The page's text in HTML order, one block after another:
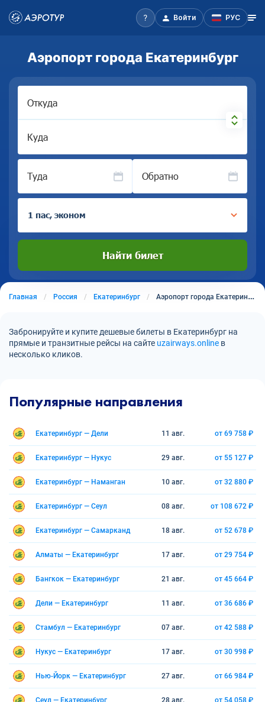
Войти РУС
Аэропорт города Екатеринбург
Откуда
Куда
Туда Обратно
1 пас, эконом
Найти билет
Главная Россия Екатеринбург Аэропорт города Екатеринбург
Забронируйте и купите дешевые билеты в Екатеринбург на
прямые и транзитные рейсы на сайте uzairways.online в
несколько кликов.
Популярные направления
Екатеринбург — Дели 11 авг. от 69 758 ₽
Екатеринбург — Нукус 29 авг. от 55 127 ₽
Екатеринбург — Наманган 10 авг. от 32 880 ₽
Екатеринбург — Сеул 08 авг. от 108 672 ₽
Екатеринбург — Самарканд 18 авг. от 52 678 ₽
Алматы — Екатеринбург 17 авг. от 29 754 ₽
Бангкок — Екатеринбург 21 авг. от 45 664 ₽
Дели — Екатеринбург 11 авг. от 36 686 ₽
Стамбул — Екатеринбург 07 авг. от 42 588 ₽
Нукус — Екатеринбург 17 авг. от 30 998 ₽
Нью-Йорк — Екатеринбург 27 авг. от 66 984 ₽
Сеул — Екатеринбург 28 авг. от 54 058 ₽